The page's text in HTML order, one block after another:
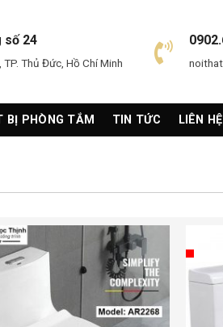
số 24
Thủ Đức, Hồ Chí Minh
BỊ PHÒNG TẮM TIN TỨC LIÊN HỆ